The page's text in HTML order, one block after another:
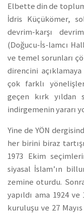
Elbette din de
İdris Küçükömer,
devrim-karşı
(Doğucu-İs-lamcı
ve temel sorunları
direncini
çok farklı
geçen kırk yıldan
indirgemenin yararı
Yine de YÖN
her birini biraz
1973 Ekim
siyasal İslam’ın
zemine oturdu.
yapıldı ama 1924 ve
kuruluşu ve 27